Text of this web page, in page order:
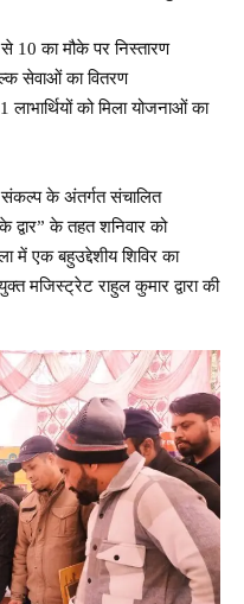
10 का मौके पर निस्तारण
सेवाओं का वितरण
लाभार्थियों को मिला योजनाओं का
के अंतर्गत संचालित
के तहत शनिवार को
में एक बहुउद्देशीय शिविर का
मजिस्ट्रेट राहुल कुमार द्वारा की